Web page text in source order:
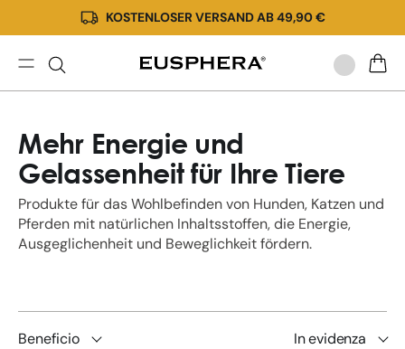
zum
Inhalt
KOSTENLOSER VERSAND AB 49,90 €
Öl
für
Tiere:
Kaufen
Sie
hochwertiges
Mehr Energie und
Gelassenheit für Ihre Tiere
Produkte für das Wohlbefinden von Hunden, Katzen und
Pferden mit natürlichen Inhaltsstoffen, die Energie,
Ausgeglichenheit und Beweglichkeit fördern.
Beneficio In evidenza